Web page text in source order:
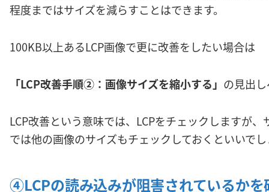
程度まではサイズを減らすことはできます。
100KB以上あるLCP画像で更に改善をしたい場合は
「LCP改善手順②：画像サイズを縮小する」 の見出
LCP改善という意味では、LCPをチェックしますが
では他の画像のサイズもチェックしておくといいで
④LCPの読み込みが阻害されているかを